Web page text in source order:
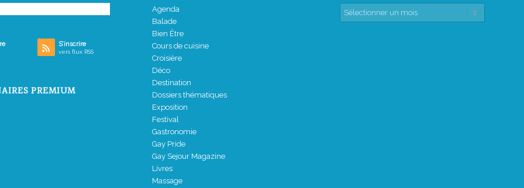
S’inscrire
vers flux RSS
PREMIUM
Agenda
Balade
Bien Être
Cours de cuisine
Croisière
Déco
Destination
Dossiers thématiques
Exposition
Festival
Gastronomie
Gay Pride
Gay Sejour Magazine
Livres
Massage